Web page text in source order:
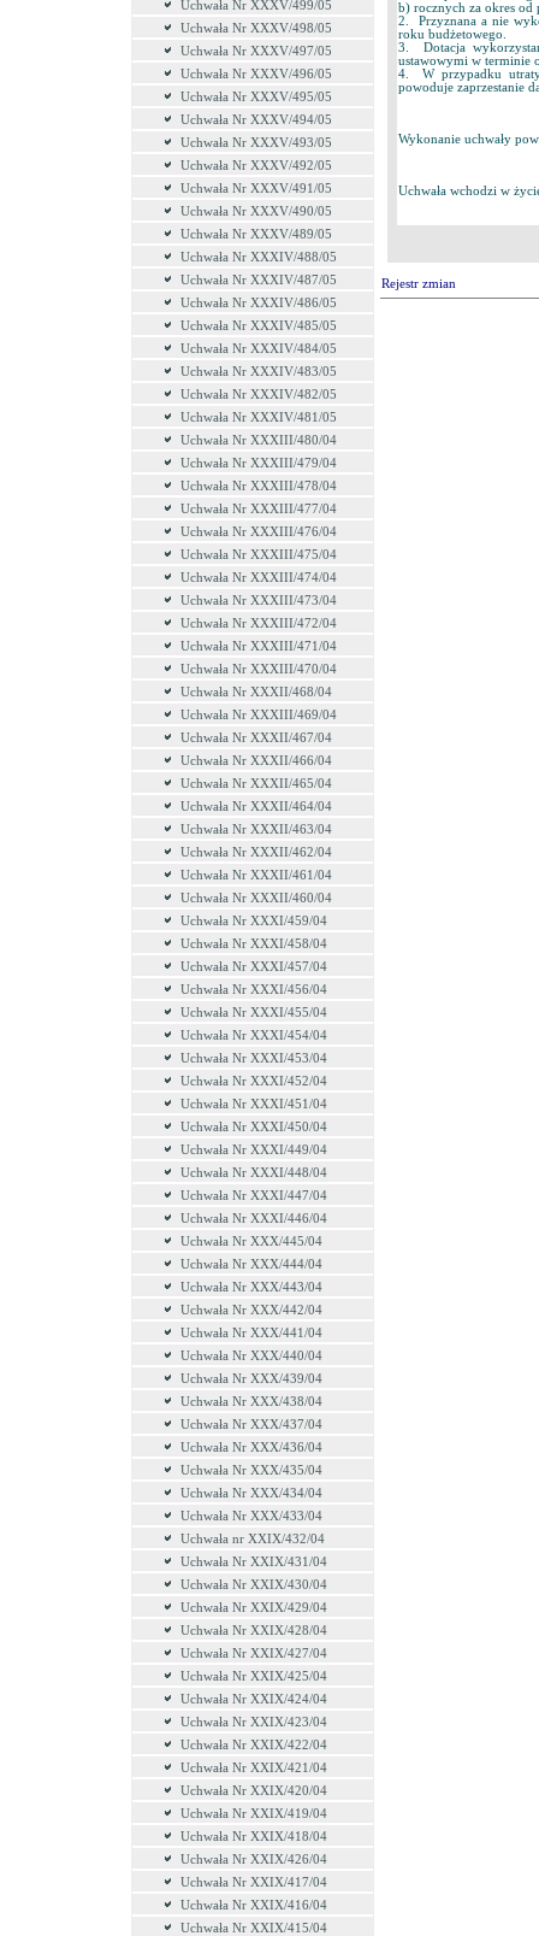
Uchwała Nr XXXV/499/05
Uchwała Nr XXXV/498/05
Uchwała Nr XXXV/497/05
Uchwała Nr XXXV/496/05
Uchwała Nr XXXV/495/05
Uchwała Nr XXXV/494/05
Uchwała Nr XXXV/493/05
Uchwała Nr XXXV/492/05
Uchwała Nr XXXV/491/05
Uchwała Nr XXXV/490/05
Uchwała Nr XXXV/489/05
Uchwała Nr XXXIV/488/05
Uchwała Nr XXXIV/487/05
Uchwała Nr XXXIV/486/05
Uchwała Nr XXXIV/485/05
Uchwała Nr XXXIV/484/05
Uchwała Nr XXXIV/483/05
Uchwała Nr XXXIV/482/05
Uchwała Nr XXXIV/481/05
Uchwała Nr XXXIII/480/04
Uchwała Nr XXXIII/479/04
Uchwała Nr XXXIII/478/04
Uchwała Nr XXXIII/477/04
Uchwała Nr XXXIII/476/04
Uchwała Nr XXXIII/475/04
Uchwała Nr XXXIII/474/04
Uchwała Nr XXXIII/473/04
Uchwała Nr XXXIII/472/04
Uchwała Nr XXXIII/471/04
Uchwała Nr XXXIII/470/04
Uchwała Nr XXXII/468/04
Uchwała Nr XXXIII/469/04
Uchwała Nr XXXII/467/04
Uchwała Nr XXXII/466/04
Uchwała Nr XXXII/465/04
Uchwała Nr XXXII/464/04
Uchwała Nr XXXII/463/04
Uchwała Nr XXXII/462/04
Uchwała Nr XXXII/461/04
Uchwała Nr XXXII/460/04
Uchwała Nr XXXI/459/04
Uchwała Nr XXXI/458/04
Uchwała Nr XXXI/457/04
Uchwała Nr XXXI/456/04
Uchwała Nr XXXI/455/04
Uchwała Nr XXXI/454/04
Uchwała Nr XXXI/453/04
Uchwała Nr XXXI/452/04
Uchwała Nr XXXI/451/04
Uchwała Nr XXXI/450/04
Uchwała Nr XXXI/449/04
Uchwała Nr XXXI/448/04
Uchwała Nr XXXI/447/04
Uchwała Nr XXXI/446/04
Uchwała Nr XXX/445/04
Uchwała Nr XXX/444/04
Uchwała Nr XXX/443/04
Uchwała Nr XXX/442/04
Uchwała Nr XXX/441/04
Uchwała Nr XXX/440/04
Uchwała Nr XXX/439/04
Uchwała Nr XXX/438/04
Uchwała Nr XXX/437/04
Uchwała Nr XXX/436/04
Uchwała Nr XXX/435/04
Uchwała Nr XXX/434/04
Uchwała Nr XXX/433/04
Uchwała nr XXIX/432/04
Uchwała Nr XXIX/431/04
Uchwała Nr XXIX/430/04
Uchwała Nr XXIX/429/04
Uchwała Nr XXIX/428/04
Uchwała Nr XXIX/427/04
Uchwała Nr XXIX/425/04
Uchwała Nr XXIX/424/04
Uchwała Nr XXIX/423/04
Uchwała Nr XXIX/422/04
Uchwała Nr XXIX/421/04
Uchwała Nr XXIX/420/04
Uchwała Nr XXIX/419/04
Uchwała Nr XXIX/418/04
Uchwała Nr XXIX/426/04
Uchwała Nr XXIX/417/04
Uchwała Nr XXIX/416/04
Uchwała Nr XXIX/415/04
b) rocznych za okres od
2. Przyznana a nie
roku budżetowego.
3. Dotacja
ustawowymi w terminie
4. W przypadku utraty
powoduje zaprzestanie
Wykonanie uchwały
Uchwała wchodzi w
Rejestr zmian